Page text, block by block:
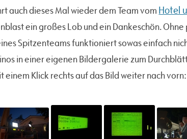
auch dieses Mal wieder dem Team vom Hotel
ein großes Lob und ein Dankeschön.
Spitzenteams funktioniert sowas einfach
in einer eigenen Bildergalerie zum
einem Klick rechts auf das Bild weiter nach vorn: